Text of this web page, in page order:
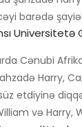
barədə
Cənubi
Harry,
etdiyinə
və Harry,